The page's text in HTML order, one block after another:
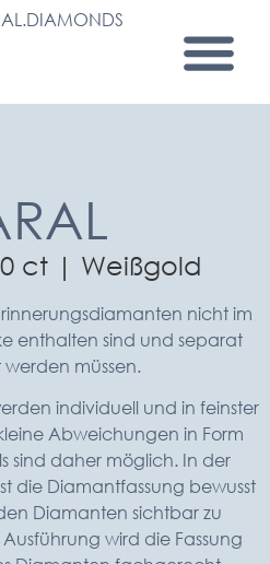
ct | Weißgold
nicht im
enthalten sind und separat
müssen.
individuell und in feinster
Abweichungen in Form
sind daher möglich. In der
die Diamantfassung bewusst
Diamanten sichtbar zu
wird die Fassung